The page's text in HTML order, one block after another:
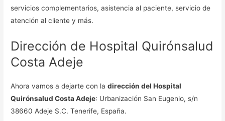
servicios complementarios, asistencia al paciente, servicio de
atención al cliente y más.
Dirección de Hospital Quirónsalud
Costa Adeje
Ahora vamos a dejarte con ladirección del Hospital
Quirónsalud Costa Adeje: Urbanización San Eugenio, s/n
38660 Adeje S.C. Tenerife, España.